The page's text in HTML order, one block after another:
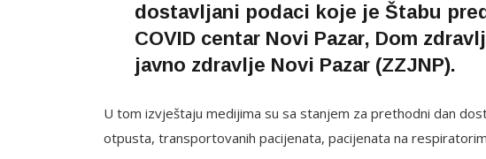
dostavljani podaci koje je Štabu
COVID centar Novi Pazar, Dom
javno zdravlje Novi Pazar (ZZJNP).
U tom izvještaju medijima su sa stanjem za prethodni dan
otpusta, transportovanih pacijenata, pacijenata na